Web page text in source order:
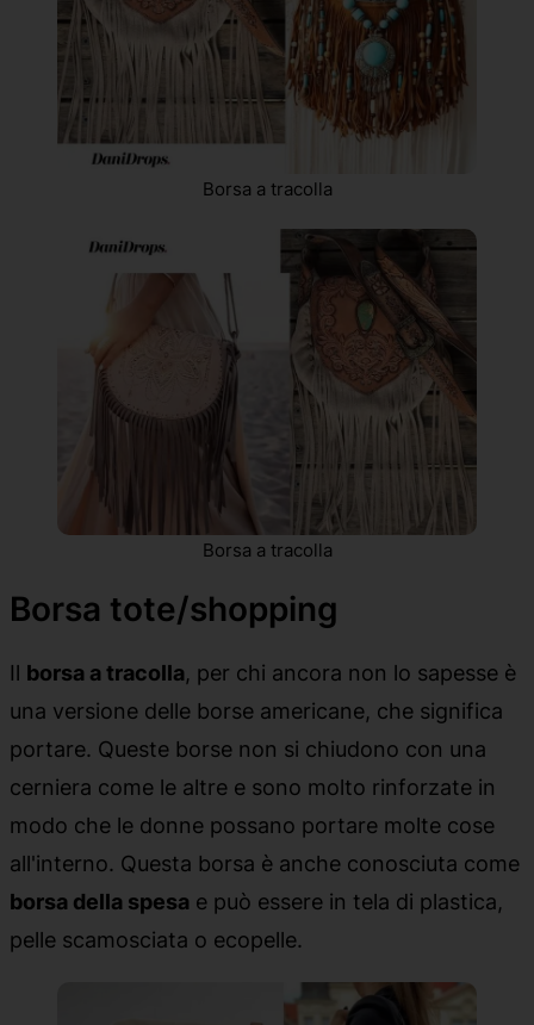
Borsa a tracolla
Borsa a tracolla
Borsa tote/shopping
Il borsa a tracolla, per chi ancora non lo sapesse è
una versione delle borse americane, che significa
portare. Queste borse non si chiudono con una
cerniera come le altre e sono molto rinforzate in
modo che le donne possano portare molte cose
all'interno. Questa borsa è anche conosciuta come
borsa della spesa e può essere in tela di plastica,
pelle scamosciata o ecopelle.